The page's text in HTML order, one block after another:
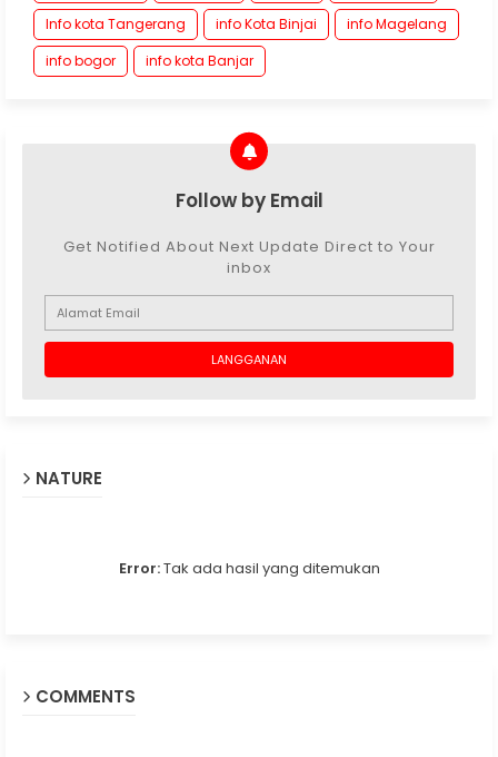
Info kota Tangerang
info Kota Binjai
info Magelang
info bogor
info kota Banjar
Follow by Email
Get Notified About Next Update Direct to Your
inbox
NATURE
Error:Tak ada hasil yang ditemukan
COMMENTS